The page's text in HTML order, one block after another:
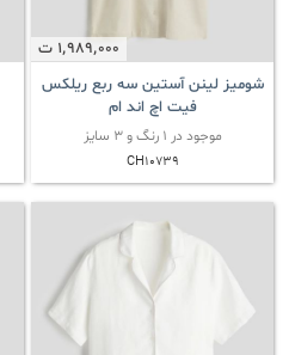
1٬989٬000 ت
شومیز لینن آستین سه ربع ریلکس
فیت اچ اند ام
موجود در 1 رنگ و 3 سایز
CH10739